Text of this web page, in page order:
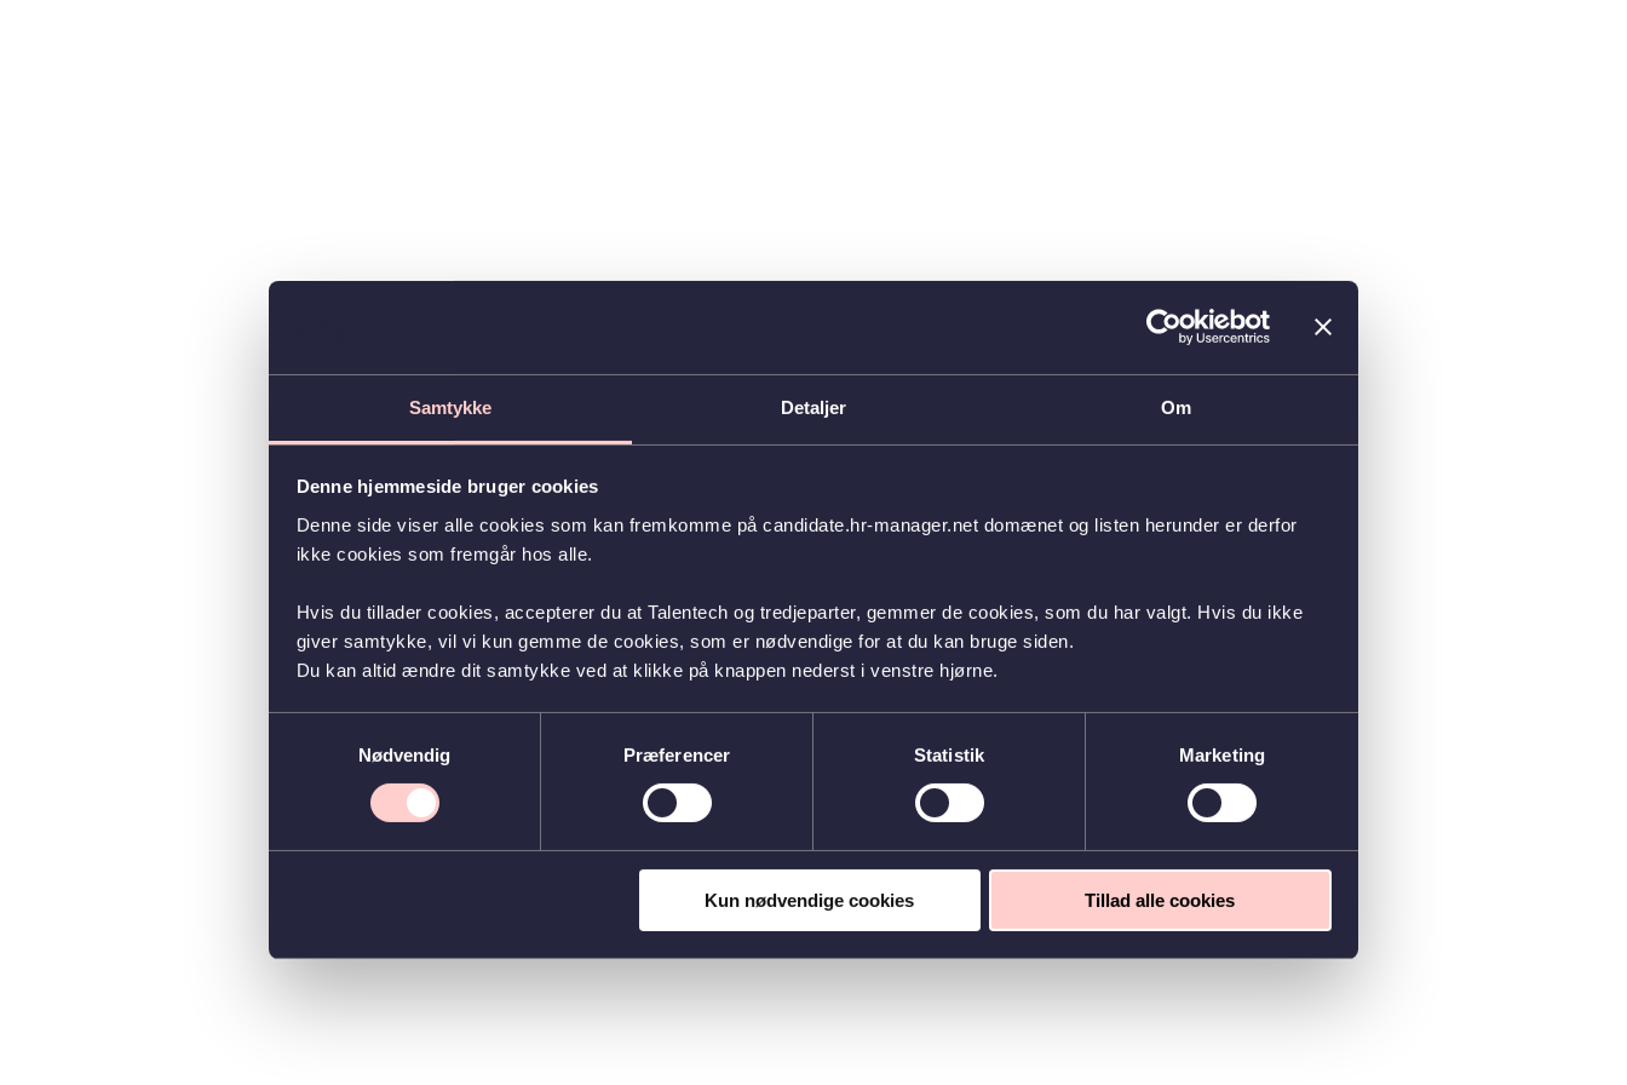
Samtykke Detaljer Om
Denne hjemmeside bruger cookies
Denne side viser alle cookies som kan fremkomme på candidate.hr-manager.net domænet og listen herunder er derfor
ikke cookies som fremgår hos alle.
Hvis du tillader cookies, accepterer du at Talentech og tredjeparter, gemmer de cookies, som du har valgt. Hvis du ikke
giver samtykke, vil vi kun gemme de cookies, som er nødvendige for at du kan bruge siden.
Du kan altid ændre dit samtykke ved at klikke på knappen nederst i venstre hjørne.
Nødvendig
Præferencer Statistik Marketing
Kun nødvendige cookies Tillad alle cookies